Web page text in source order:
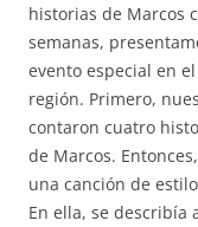
historias de Marcos
semanas,
evento especial en
región. Primero,
contaron cuatro
de Marcos.
una canción de
En ella, se describía